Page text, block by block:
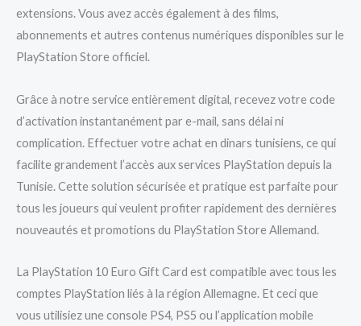
extensions. Vous avez accès également à des films,
abonnements et autres contenus numériques disponibles sur le
PlayStation Store officiel.
Grâce à notre service entièrement digital, recevez votre code
d’activation instantanément par e-mail, sans délai ni
complication. Effectuer votre achat en dinars tunisiens, ce qui
facilite grandement l’accès aux services PlayStation depuis la
Tunisie. Cette solution sécurisée et pratique est parfaite pour
tous les joueurs qui veulent profiter rapidement des dernières
nouveautés et promotions du PlayStation Store Allemand.
La PlayStation 10 Euro Gift Card est compatible avec tous les
comptes PlayStation liés à la région Allemagne. Et ceci que
vous utilisiez une console PS4, PS5 ou l’application mobile